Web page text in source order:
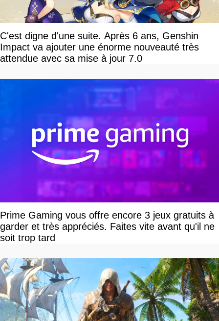
C'est digne d'une suite. Après 6 ans, Genshin
Impact va ajouter une énorme nouveauté très
attendue avec sa mise à jour 7.0
Prime Gaming vous offre encore 3 jeux gratuits à
garder et très appréciés. Faites vite avant qu'il ne
soit trop tard